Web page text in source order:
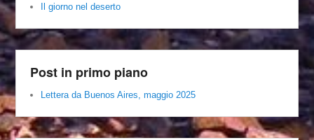
Il giorno nel deserto
Post in primo piano
Lettera da Buenos Aires, maggio 2025